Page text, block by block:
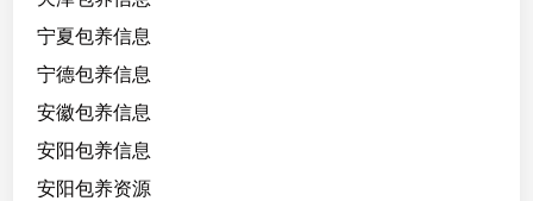
宁夏包养信息
宁德包养信息
安徽包养信息
安阳包养信息
安阳包养资源